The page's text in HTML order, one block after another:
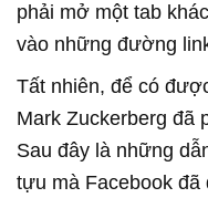
phải mở một tab
vào những đường
Tất nhiên, để có
Mark Zuckerberg đã
Sau đây là những
tựu mà Facebook đã